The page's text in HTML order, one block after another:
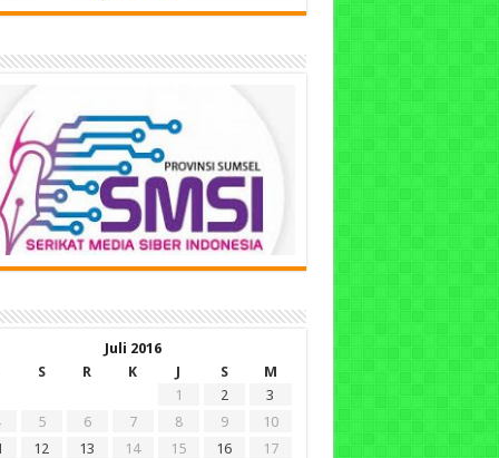
Juli 2016
S R K J S
M
1
2
3
5 6 7 8 9
10
12 13 14 15 16
17